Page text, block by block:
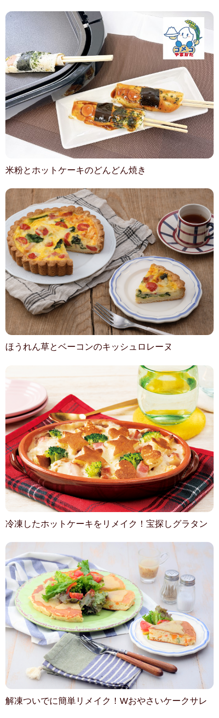
米粉とホットケーキのどんどん焼き
ほうれん草とベーコンのキッシュロレーヌ
冷凍したホットケーキをリメイク！宝探しグラタン
解凍ついでに簡単リメイク！Wおやさいケークサレ